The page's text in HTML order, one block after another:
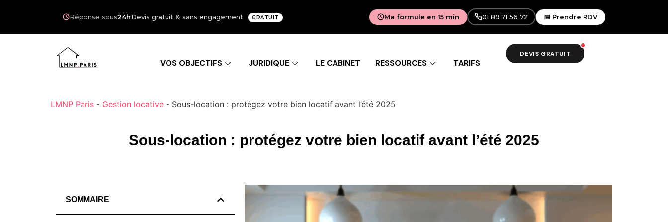
Réponse sous24hDevis gratuit & sans engagement GRATUIT Ma formule en 15 min 01 89 71 56 72 📅 Prendre RDV
VOS OBJECTIFS JURIDIQUE LE CABINET RESSOURCES TARIFS
DEVIS GRATUIT
LMNP Paris - Gestion locative - Sous-location : protégez votre bien locatif avant l’été 2025
Sous-location : protégez votre bien locatif avant l’été 2025
SOMMAIRE